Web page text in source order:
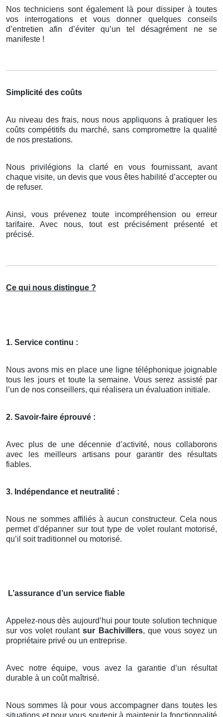
Nos techniciens sont également là pour dissiper à toutes
vos interrogations et vous donner quelques conseils
d’entretien afin d’éviter qu’un tel désagrément ne se
manifeste !
Simplicité des coûts
Au niveau des frais, nous nous appliquons à pratiquer les
coûts compétitifs du marché, sans compromettre la qualité
de nos prestations.
Nous privilégions la clarté en vous fournissant, avant
chaque visite, un devis que vous êtes habilité d’accepter ou
de refuser.
Ainsi, vous prévenez toute incompréhension ou erreur
tarifaire. Avec nous, tout est précisément présenté et
précisé.
Ce qui nous distingue ?
1. Service continu :
Nous avons mis en place une ligne téléphonique joignable
tous les jours et toute la semaine. Vous serez assisté par
l’un de nos conseillers, qui réalisera un évaluation initiale.
2. Savoir-faire éprouvé :
Avec plus de une décennie d’activité, nous collaborons
avec les meilleurs artisans pour garantir des résultats
fiables.
3. Indépendance et neutralité :
Nous ne sommes affiliés à aucun constructeur. Cela nous
permet d’dépanner sur tout type de volet roulant motorisé,
qu’il soit traditionnel ou motorisé.
L’assurance d’un service fiable
Appelez-nous dès aujourd’hui pour toute solution technique
sur vos volet roulantsur Bachivillers, que vous soyez un
propriétaire privé ou un entreprise.
Avec notre équipe, vous avez la garantie d’un résultat
durable à un coût maîtrisé.
Nous sommes là pour vous accompagner dans toutes les